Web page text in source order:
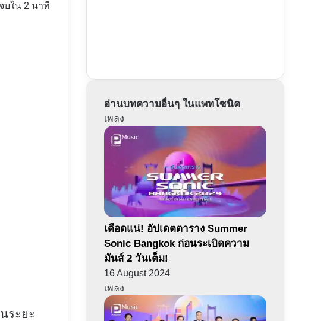
บใน 2 นาที
ระยะ
อ่านบทความอื่นๆ ในแพทโซนิค
เพลง
เดือดแน่! อัปเดตตาราง Summer
Sonic Bangkok ก่อนระเบิดความ
มันส์ 2 วันเต็ม!
16 August 2024
เพลง